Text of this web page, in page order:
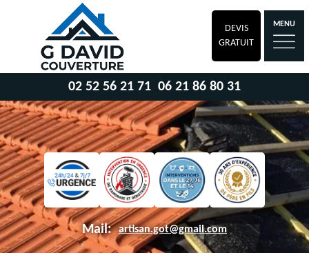
DEVIS
GRATUIT
MENU
02 52 56 21 71 06 21 86 80 31
Mail: artisan.got@gmail.com